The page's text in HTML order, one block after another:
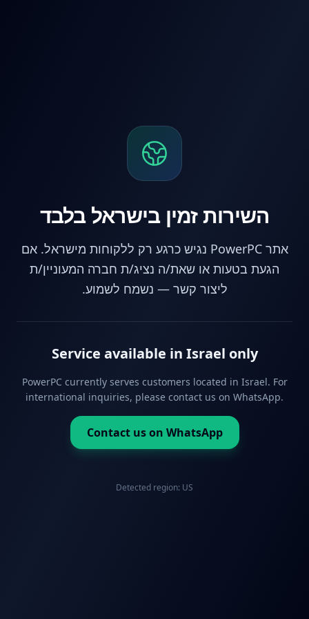
השירות זמין בישראל בלבד
אתר PowerPC נגיש כרגע רק ללקוחות מישראל. אם
הגעת בטעות או שאת/ה נציג/ת חברה המעוניין/ת
ליצור קשר — נשמח לשמוע.
Service available in Israel only
PowerPC currently serves customers located in Israel. For
international inquiries, please contact us on WhatsApp.
Contact us on WhatsApp
Detected region: US